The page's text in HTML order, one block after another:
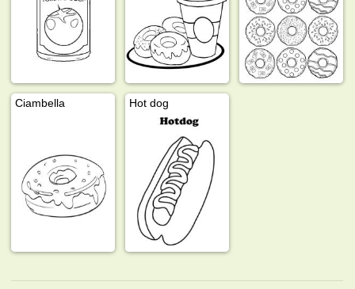
Ciambella Hot dog